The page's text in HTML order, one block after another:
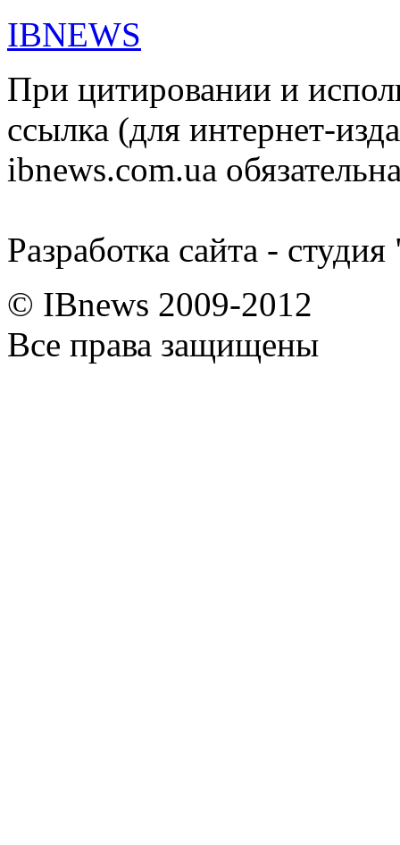
IBNEWS
При цитировании и
ссылка (для интернет-
ibnews.com.ua
Разработка сайта -
© IBnews 2009-2012
Все права защищены